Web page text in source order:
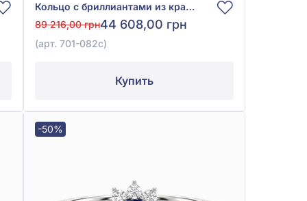
Кольцо с бриллиантами из красно-белого золота 585° с синим сапфиром 0,13ct и бриллиантом 0,07ct, арт. 701-082с
89 216,00 грн44 608,00 грн
(арт. 701-082с)
Купить
-50%